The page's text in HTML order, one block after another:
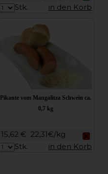
Stk.
in den Korb
Pikante vom Mangalitza Schwein ca.
0,7 kg
15,62 € 22,31€/kg
Stk.
in den Korb